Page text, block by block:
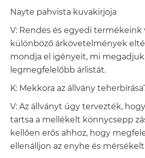
Näyte pahvista kuvakirjoja
V: Rendes és egyedi termékeink
különböző árkövetelmények
mondja el igényeit, mi
legmegfelelőbb árlistát.
K: Mekkora az állvány
V: Az állványt úgy tervezték,
tartsa a mellékelt könnycsepp
kellően erős ahhoz, hogy
ellenálljon az enyhe és